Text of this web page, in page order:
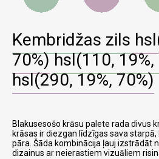
Kembridžas zils
70%) hsl(110, 19%,
hsl(290, 19%, 70%)
Blakusesošo krāsu palete rada divus
krāsas ir diezgan līdzīgas sava
pāra. Šāda kombinācija ļauj izstrādāt
dizainus ar neierastiem vizuāliem